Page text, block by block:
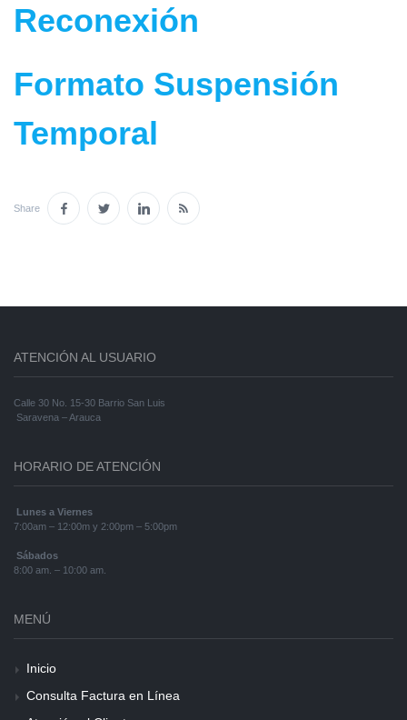
Reconexión
Formato Suspensión
Temporal
Share
ATENCIÓN AL USUARIO
Calle 30 No. 15-30 Barrio San Luis
Saravena – Arauca
HORARIO DE ATENCIÓN
Lunes a Viernes
7:00am – 12:00m y 2:00pm – 5:00pm
Sábados
8:00 am. – 10:00 am.
MENÚ
Inicio
Consulta Factura en Línea